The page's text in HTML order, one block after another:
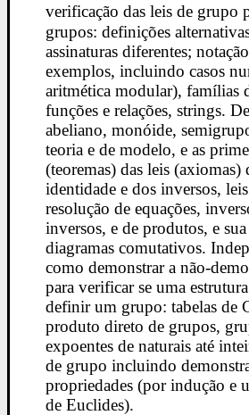
verificação das leis de grupo
grupos: definições
assinaturas diferentes;
exemplos, incluindo casos
aritmética modular), famílias
funções e relações, strings.
abeliano, monóide,
teoria e de modelo, e as
(teoremas) das leis
identidade e dos inversos,
resolução de equações,
inversos, e de produtos, e
diagramas comutativos.
como demonstrar a não-
para verificar se uma
definir um grupo: tabelas de
produto direto de grupos,
expoentes de naturais até
de grupo incluindo
propriedades (por indução e
de Euclides).